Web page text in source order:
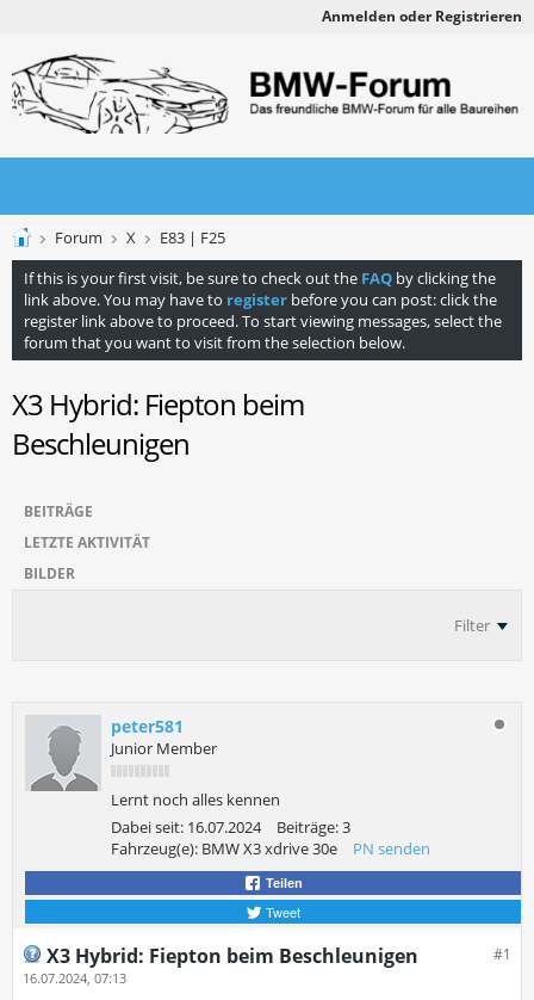
Anmelden oder Registrieren
Forum X
E83 | F25
If this is your first visit, be sure to check out the FAQ by clicking the
link above. You may have to register before you can post: click the
register link above to proceed. To start viewing messages, select the
forum that you want to visit from the selection below.
X3 Hybrid: Fiepton beim
Beschleunigen
BEITRÄGE
LETZTE AKTIVITÄT
BILDER
Filter
peter581
Junior Member
Lernt noch alles kennen
Dabei seit: 16.07.2024 Beiträge:3
Fahrzeug(e): BMW X3 xdrive 30e PN senden
Teilen
Tweet
#1
X3 Hybrid: Fiepton beim Beschleunigen
16.07.2024, 07:13